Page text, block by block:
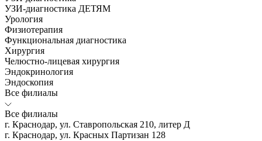
УЗИ-диагностика ДЕТЯМ
Урология
Физиотерапия
Функциональная диагностика
Хирургия
Челюстно-лицевая хирургия
Эндокринология
Эндоскопия
Все филиалы
Все филиалы
г. Краснодар, ул. Ставропольская 210, литер Д
г. Краснодар, ул. Красных Партизан 128